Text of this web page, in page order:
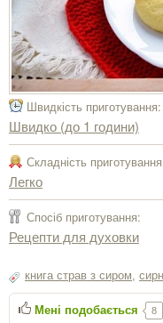
Швидкість приготування:
Швидко (до 1 години)
Складність
Легко
Спосіб приготування:
Рецепти для духовки
книга страв з сиром,
Мені подобається 8